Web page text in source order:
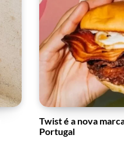
Twist é a nova
Portugal